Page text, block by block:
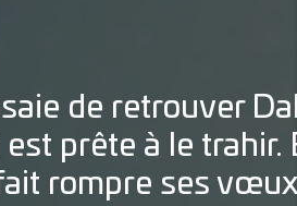
de retrouver
prête à le trahir.
rompre ses